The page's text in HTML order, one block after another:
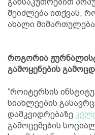
შეიძლება ითქვას,
ახალი
როგორია
გამოყენების
“როიტერსის
სიახლეების
დამკვიდრებაზე
გამოცემების